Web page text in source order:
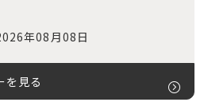
年08月08日
を見る